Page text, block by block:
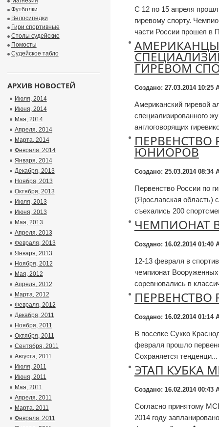
С 12 по 15 апреля
гиревому спорту.
части России прошел в
ГИРЕВОМ
Создано: 27.03.2014 10:25
Американский гиревой
специализированного
англоговорящих
ПЕРВЕНСТВО
ЮНИОРОВ
Создано: 25.03.2014 08:34
Первенство России по
(Ярославская область)
съехались 200
ЧЕМПИОНАТ
Создано: 16.02.2014 01:40
12-13 февраля в
чемпионат
соревновались в
Создано: 16.02.2014 01:14
В поселке Сукко
февраля прошло
Сохраняется тенденци...
ЭТАП КУБКА
Создано: 16.02.2014 00:43
Согласно принятому
2014 году
Футболки
Велосипедки
Гири спортивные
Столы судейские
Помосты
Судейское табло
АРХИВ НОВОСТЕЙ
Июля, 2014
Июня, 2014
Мая, 2014
Апреля, 2014
Марта, 2014
Февраля, 2014
Января, 2014
Декабря, 2013
Ноября, 2013
Октября, 2013
Июля, 2013
Июня, 2013
Мая, 2013
Апреля, 2013
Февраля, 2013
Января, 2013
Ноября, 2012
Мая, 2012
Апреля, 2012
Марта, 2012
Февраля, 2012
Декабря, 2011
Ноября, 2011
Октября, 2011
Сентября, 2011
Августа, 2011
Июля, 2011
Июня, 2011
Мая, 2011
Апреля, 2011
Марта, 2011
Февраля, 2011